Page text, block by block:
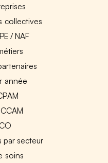
collectives
/ NAF
année
par secteur
soins